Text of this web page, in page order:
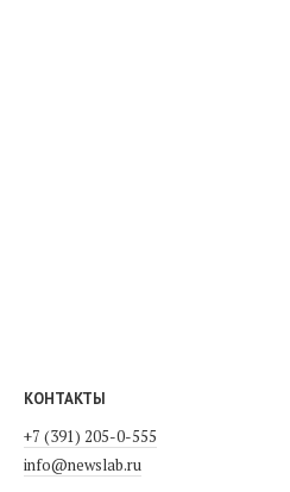
КОНТАКТЫ
+7 (391) 205-0-555
info@newslab.ru